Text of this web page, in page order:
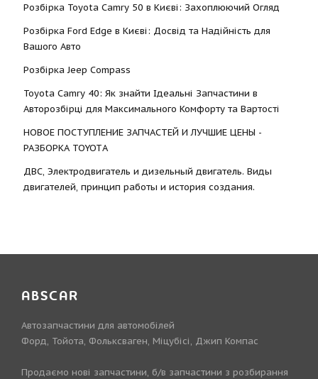
Розбірка Toyota Camry 50 в Києві: Захоплюючий Огляд
Розбірка Ford Edge в Києві: Досвід та Надійність для
Вашого Авто
Розбірка Jeep Compass
Toyota Camry 40: Як знайти Ідеальні Запчастини в
Авторозбірці для Максимального Комфорту та Вартості
НОВОЕ ПОСТУПЛЕНИЕ ЗАПЧАСТЕЙ И ЛУЧШИЕ ЦЕНЫ -
РАЗБОРКА TOYOTА
ДВС, Электродвигатель и дизельный двигатель. Виды
двигателей, принцип работы и история создания.
ABSCAR
Автозапчастини для автомобілей
Форд, Тойота, Фольксваген, Міцубісі, Джип Компас
Продаємо нові запчастини, б/в запчастини з розбирання